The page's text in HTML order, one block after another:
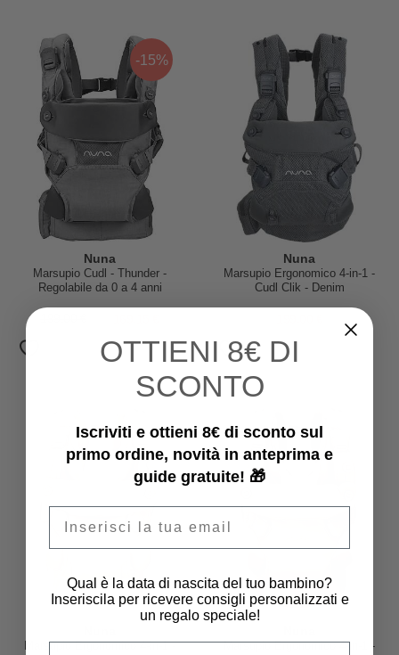
-15%
Nuna
Marsupio Cudl - Thunder -
Regolabile da 0 a 4 anni
Nuna
Marsupio Ergonomico 4-in-1 -
Cudl Clik - Denim
Marsupio Ergonomico 4-in-1 -
Marsupio Ergonomico 4-in-1 -
OTTIENI 8€ DI
SCONTO
Iscriviti e ottieni 8€ di sconto sul
primo ordine, novità in anteprima e
guide gratuite! 🎁
Qual è la data di nascita del tuo bambino?
Inseriscila per ricevere consigli personalizzati e
un regalo speciale!
Qual è la data di nascita del tuo